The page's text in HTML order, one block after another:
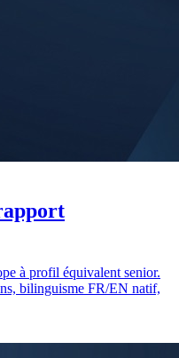
à profil équivalent senior.
bilinguisme FR/EN natif,